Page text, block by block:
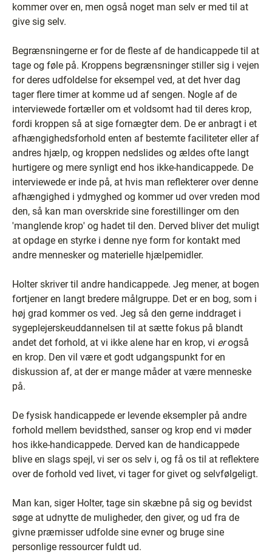
kommer over en, men også noget man selv er med til at
give sig selv.
Begrænsningerne er for de fleste af de handicappede til at
tage og føle på. Kroppens begrænsninger stiller sig i vejen
for deres udfoldelse for eksempel ved, at det hver dag
tager flere timer at komme ud af sengen. Nogle af de
interviewede fortæller om et voldsomt had til deres krop,
fordi kroppen så at sige fornægter dem. De er anbragt i et
afhængighedsforhold enten af bestemte faciliteter eller af
andres hjælp, og kroppen nedslides og ældes ofte langt
hurtigere og mere synligt end hos ikke-handicappede. De
interviewede er inde på, at hvis man reflekterer over denne
afhængighed i ydmyghed og kommer ud over vreden mod
den, så kan man overskride sine forestillinger om den
'manglende krop' og hadet til den. Derved bliver det muligt
at opdage en styrke i denne nye form for kontakt med
andre mennesker og materielle hjælpemidler.
Holter skriver til andre handicappede. Jeg mener, at bogen
fortjener en langt bredere målgruppe. Det er en bog, som i
høj grad kommer os ved. Jeg så den gerne inddraget i
sygeplejerskeuddannelsen til at sætte fokus på blandt
andet det forhold, at vi ikke alene har en krop, vi erogså
en krop. Den vil være et godt udgangspunkt for en
diskussion af, at der er mange måder at være menneske
på.
De fysisk handicappede er levende eksempler på andre
forhold mellem bevidsthed, sanser og krop end vi møder
hos ikke-handicappede. Derved kan de handicappede
blive en slags spejl, vi ser os selv i, og få os til at reflektere
over de forhold ved livet, vi tager for givet og selvfølgeligt.
Man kan, siger Holter, tage sin skæbne på sig og bevidst
søge at udnytte de muligheder, den giver, og ud fra de
givne præmisser udfolde sine evner og bruge sine
personlige ressourcer fuldt ud.